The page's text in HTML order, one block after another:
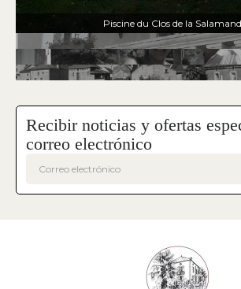
Piscine du Clos de la
Recibir noticias y ofertas
correo electrónico